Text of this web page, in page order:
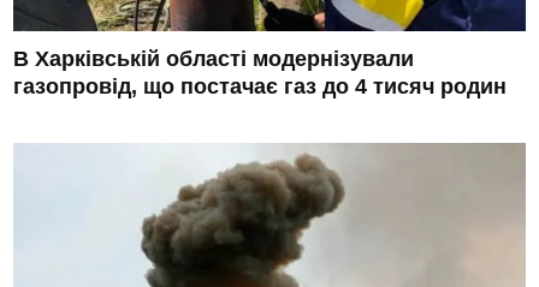
В Харківській області модернізували
газопровід, що постачає газ до 4 тисяч родин